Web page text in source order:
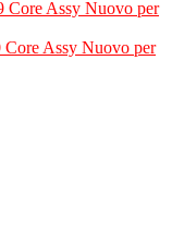
Core Assy Nuovo per
Core Assy Nuovo per